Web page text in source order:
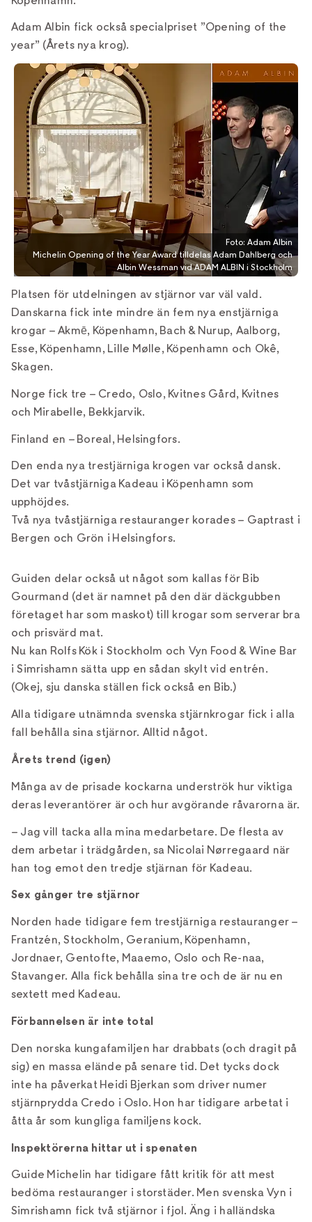
Adam Albin fick också specialpriset ”Opening of the
year” (Årets nya krog).
Foto: Adam Albin
Michelin Opening of the Year Award tilldelas Adam Dahlberg och
Albin Wessman vid ADAM ALBIN i Stockholm
Platsen för utdelningen av stjärnor var väl vald.
Danskarna fick inte mindre än fem nya enstjärniga
krogar – Akmē, Köpenhamn, Bach & Nurup, Aalborg,
Esse, Köpenhamn, Lille Mølle, Köpenhamn och Okê,
Skagen.
Norge fick tre – Credo, Oslo, Kvitnes Gård, Kvitnes
och Mirabelle, Bekkjarvik.
Finland en – Boreal, Helsingfors.
Den enda nya trestjärniga krogen var också dansk.
Det var tvåstjärniga Kadeau i Köpenhamn som
upphöjdes.
Två nya tvåstjärniga restauranger korades – Gaptrast i
Bergen och Grön i Helsingfors.
Guiden delar också ut något som kallas för Bib
Gourmand (det är namnet på den där däckgubben
företaget har som maskot) till krogar som serverar bra
och prisvärd mat.
Nu kan Rolfs Kök i Stockholm och Vyn Food & Wine Bar
i Simrishamn sätta upp en sådan skylt vid entrén.
(Okej, sju danska ställen fick också en Bib.)
Alla tidigare utnämnda svenska stjärnkrogar fick i alla
fall behålla sina stjärnor. Alltid något.
Årets trend (igen)
Många av de prisade kockarna underströk hur viktiga
deras leverantörer är och hur avgörande råvarorna är.
– Jag vill tacka alla mina medarbetare. De flesta av
dem arbetar i trädgården, sa Nicolai Nørregaard när
han tog emot den tredje stjärnan för Kadeau.
Sex gånger tre stjärnor
Norden hade tidigare fem trestjärniga restauranger –
Frantzén, Stockholm, Geranium, Köpenhamn,
Jordnaer, Gentofte, Maaemo, Oslo och Re-naa,
Stavanger. Alla fick behålla sina tre och de är nu en
sextett med Kadeau.
Förbannelsen är inte total
Den norska kungafamiljen har drabbats (och dragit på
sig) en massa elände på senare tid. Det tycks dock
inte ha påverkat Heidi Bjerkan som driver numer
stjärnprydda Credo i Oslo. Hon har tidigare arbetat i
åtta år som kungliga familjens kock.
Inspektörerna hittar ut i spenaten
Guide Michelin har tidigare fått kritik för att mest
bedöma restauranger i storstäder. Men svenska Vyn i
Simrishamn fick två stjärnor i fjol. Äng i halländska